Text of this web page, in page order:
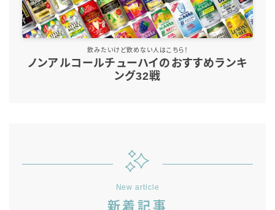
お問い合わせ
飲みたいけど飲めない人はこちら！
ノンアルコールチューハイのおすすめランキ
ング32戦
New article
新着記事